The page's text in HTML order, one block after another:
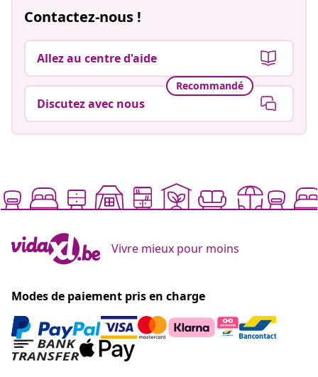
Contactez-nous !
Allez au centre d'aide
Recommandé
Discutez avec nous
Vivre mieux pour moins
Modes de paiement pris en charge